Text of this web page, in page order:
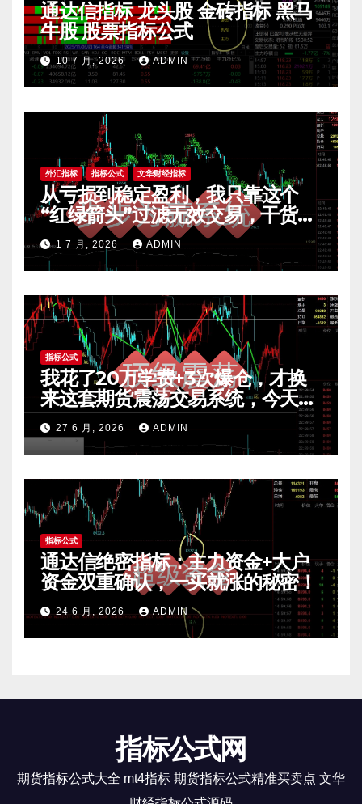
通达信指标 龙头股 金砖指标 黑马
牛股 股票指标公式
10 7 月, 2026 ADMIN
外汇指标 指标公式 文华财经指标
从亏损到稳定盈利，我只靠这个
“红绿箭头”过滤无效交易，干货全
公开 mt4指标
1 7 月, 2026 ADMIN
指标公式
我花了20万学费+3次爆仓，才换
来这套期货震荡交易系统，今天免
费公开核心逻辑
27 6 月, 2026 ADMIN
指标公式
通达信绝密指标：主力资金+大户
资金双重确认，一买就涨的秘密！
24 6 月, 2026 ADMIN
指标公式网
期货指标公式大全 mt4指标 期货指标公式精准买卖点 文华